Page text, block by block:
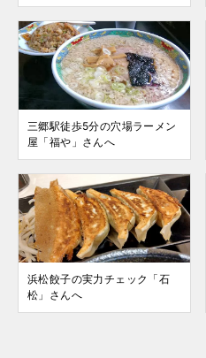
三郷駅徒歩5分の穴場ラーメン
屋「福や」さんへ
浜松餃子の実力チェック「石
松」さんへ